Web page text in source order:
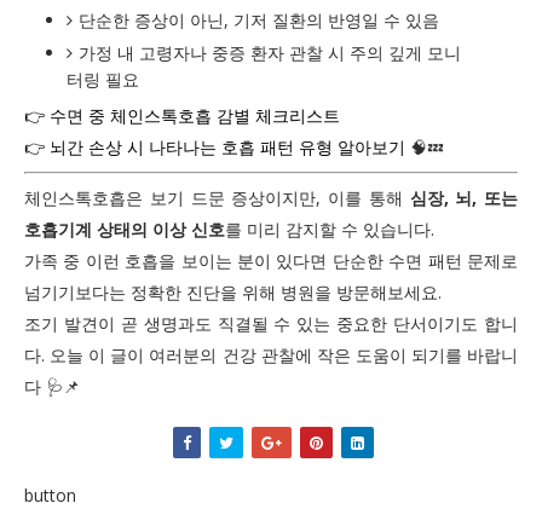
단순한 증상이 아닌, 기저 질환의 반영일 수 있음
가정 내 고령자나 중증 환자 관찰 시 주의 깊게 모니
터링 필요
👉 수면 중 체인스톡호흡 감별 체크리스트
👉 뇌간 손상 시 나타나는 호흡 패턴 유형 알아보기 🧠💤
체인스톡호흡은 보기 드문 증상이지만, 이를 통해 심장, 뇌, 또는
호흡기계 상태의 이상 신호를 미리 감지할 수 있습니다.
가족 중 이런 호흡을 보이는 분이 있다면 단순한 수면 패턴 문제로
넘기기보다는 정확한 진단을 위해 병원을 방문해보세요.
조기 발견이 곧 생명과도 직결될 수 있는 중요한 단서이기도 합니
다. 오늘 이 글이 여러분의 건강 관찰에 작은 도움이 되기를 바랍니
다 🩺📌
button